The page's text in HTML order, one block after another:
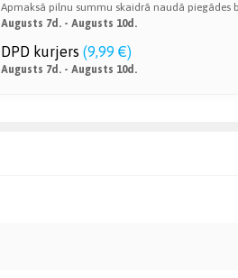
Apmaksā pilnu summu skaidrā naudā piegādes
Augusts 7d. - Augusts 10d.
DPD kurjers (9,99 €)
Augusts 7d. - Augusts 10d.